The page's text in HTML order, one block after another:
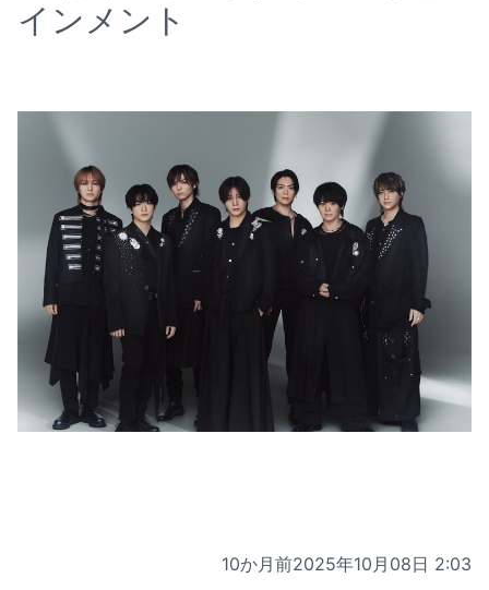
インメント
10か月前2025年10月08日 2:03